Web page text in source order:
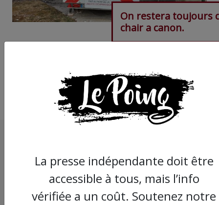
On restera toujours
chair a canon.
La presse indépendante doit être
accessible à tous, mais l’info
vérifiée a un coût. Soutenez notre